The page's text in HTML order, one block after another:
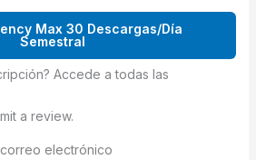
Max 30 Descargas/Día
Semestral
Accede a todas las
a review.
electrónico